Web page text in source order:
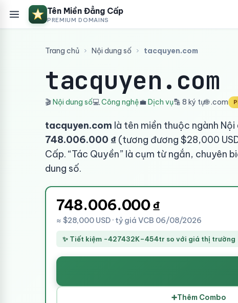
Tên Miền Đẳng Cấp
PREMIUM DOMAINS
Trang chủ › Nội dung số › tacquyen.com
tacquyen.com
🎬Nội dung số💻Công nghệ💼 Dịch vụ🔡 8 ký tự🌐 .com
tacquyen.com là tên miền thuộc ngành
748.006.000 ₫ (tương đương $28,000
Cấp. “Tác Quyền” là cụm từ ngắn, chuyên
dung số.
748.006.000₫
≈ $28,000 USD · tỷ giá VCB 06/08/2026
✨ Tiết kiệm -427432K–454tr so với giá thị trường
➕Thêm Combo